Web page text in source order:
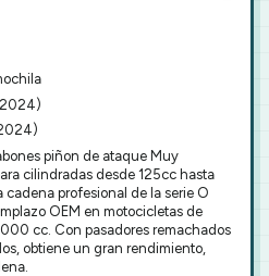
piñon de ataque Muy
cilindradas desde 125cc hasta
profesional de la serie O
OEM en motocicletas de
cc. Con pasadores remachados
obtiene un gran rendimiento,